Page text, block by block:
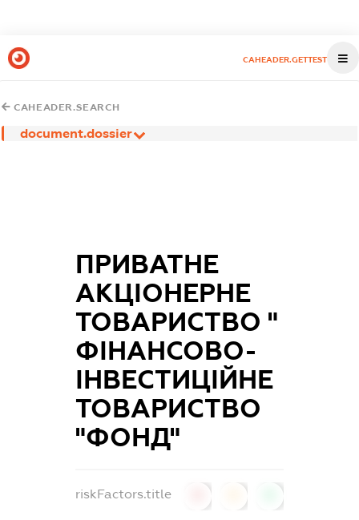
CAHEADER.GETTEST
CAHEADER.SEARCH
document.dossier
ПРИВАТНЕ
АКЦІОНЕРНЕ
ТОВАРИСТВО "
ФІНАНСОВО-
ІНВЕСТИЦІЙНЕ
ТОВАРИСТВО
"ФОНД"
riskFactors.title